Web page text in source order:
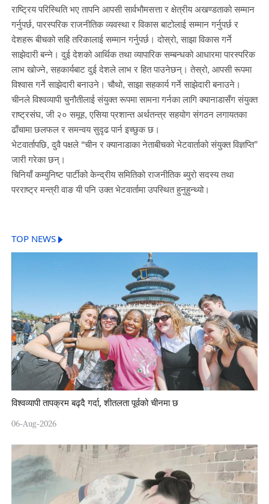
राष्ट्रिय परिस्थिति भए तापनि आपसी सार्वभौमसत्ता र क्षेत्रीय अखण्डताको सम्मान
गर्नुपर्छ, पारस्परिक राजनीतिक व्यवस्था र विकास बाटोलाई सम्मान गर्नुपर्छ र
देशहरू बीचको सहि तरिकालाई सम्मान गर्नुपर्छ। दोस्रो, साझा विकास गर्ने
साझेदारी बन्ने। दुई देशको आर्थिक तथा व्यापारिक सम्बन्धको आधारमा पारस्परिक
लाभ खोज्ने, सहकार्यबाट दुई देशले लाभ र हित पाउनेछन्। तेस्रो, आपसी रूपमा
विश्वास गर्ने साझेदारी बनाउने। चौथो, साझा सहकार्य गर्ने साझेदारी बनाउने।
चीनले विश्वव्यापी चुनौतीलाई संयुक्त रूपमा सामना गर्नका लागि क्यानाडासँग संयुक्त
राष्ट्रसंघ, जी २० समूह, एसिया प्रशान्त अर्थतन्त्र सहयोग संगठन लगायतका
ढाँचामा छलफल र समन्वय सुदृढ पार्न इच्छुक छ।
भेटवार्तापछि, दुवै पक्षले “चीन र क्यानाडाका नेताबीचको भेटवार्ताको संयुक्त विज्ञप्ति”
जारी गरेका छन्।
चिनियाँ कम्युनिष्ट पार्टीको केन्द्रीय समितिको राजनीतिक ब्युरो सदस्य तथा
परराष्ट्र मन्त्री वाङ यी पनि उक्त भेटवार्तामा उपस्थित हुनुहुन्थ्यो।
TOP NEWS
विश्वव्यापी तापक्रम बढ्दै गर्दा, शीतलता पूर्वको चीनमा छ
06-Aug-2026